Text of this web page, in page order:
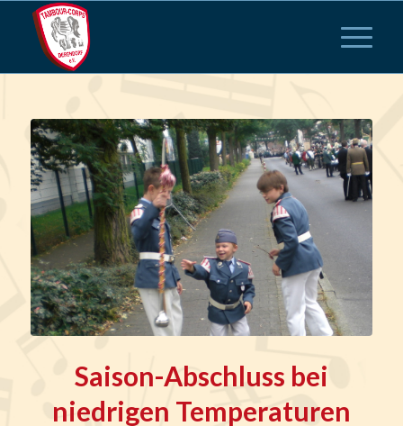
Saison-Abschluss bei
niedrigen Temperaturen